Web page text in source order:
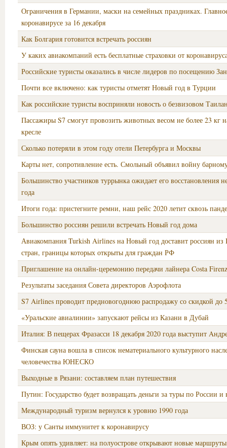
Ограничения в Германии, маски на семейных праздниках.
коронавирусе за 16 декабря
Как Болгария готовится встречать россиян
У каких авиакомпаний есть бесплатные страховки от
Российские туристы оказались в числе лидеров по посещению
Почти все включено: как туристы отметят Новый год в Турции
Как российские туристы восприняли новость о безвизовом
Пассажиры S7 смогут провозить животных весом не более 23 кг
кресле
Сколько потеряли в этом году отели Петербурга и Москвы
Карты нет, сопротивление есть. Смольный объявил войну
Большинство участников туррынка ожидает его восстановления
года
Итоги года: пристегните ремни, наш рейс 2020 летит сквозь
Большинство россиян решили встречать Новый год дома
Авиакомпания Turkish Airlines на Новый год доставит россиян из
стран, границы которых открыты для граждан РФ
Приглашение на онлайн-церемонию передачи лайнера Costa
Результаты заседания Совета директоров Аэрофлота
S7 Airlines проводит предновогоднюю распродажу со скидкой до
«Уральские авиалинии» запускают рейсы из Казани в Дубай
Италия: В пещерах Фразасси 18 декабря 2020 года выступит
Финская сауна вошла в список нематериального культурного
человечества ЮНЕСКО
Выходные в Рязани: составляем план путешествия
Путин: Государство будет возвращать деньги за туры по России и
Международный туризм вернулся к уровню 1990 года
ВОЗ: у Санты иммунитет к коронавирусу
Крым опять удивляет: на полуострове открывают новые маршруты